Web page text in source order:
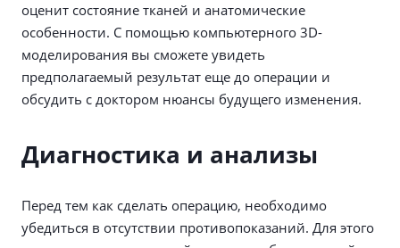
оценит состояние тканей и анатомические
особенности. С помощью компьютерного 3D-
моделирования вы сможете увидеть
предполагаемый результат еще до операции и
обсудить с доктором нюансы будущего изменения.
Диагностика и анализы
Перед тем как сделать операцию, необходимо
убедиться в отсутствии противопоказаний. Для этого